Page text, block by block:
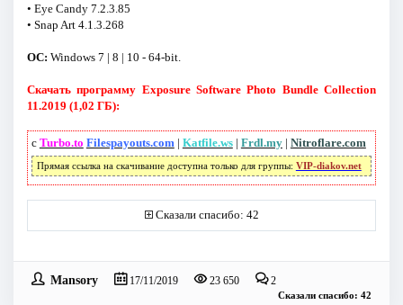
• Eye Candy 7.2.3.85
• Snap Art 4.1.3.268
ОС: Windows 7 | 8 | 10 - 64-bit.
Скачать программу Exposure Software Photo Bundle Collection
11.2019 (1,02 ГБ):
с Turbo.to Filespayouts.com | Katfile.ws| Frdl.my| Nitroflare.com
Прямая ссылка на скачивание доступна только для группы: VIP-diakov.net
Сказали спасибо: 42
Mansory 17/11/2019 23 650 2
Сказали спасибо: 42